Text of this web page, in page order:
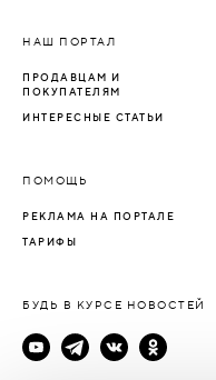
НАШ ПОРТАЛ
ПРОДАВЦАМ И
ПОКУПАТЕЛЯМ
ИНТЕРЕСНЫЕ СТАТЬИ
ПОМОЩЬ
РЕКЛАМА НА ПОРТАЛЕ
ТАРИФЫ
БУДЬ В КУРСЕ НОВОСТЕЙ